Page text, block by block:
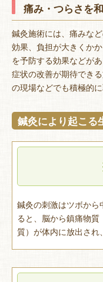
痛み・つらさを
鍼灸施術には、痛みな
効果、負担が大きくか
を予防する効果などがあ
症状の改善が期待でき
の現場などでも積極的
鍼灸により起こる
鍼灸の刺激はツボか
ると、脳から鎮痛物
質）が体内に放出され